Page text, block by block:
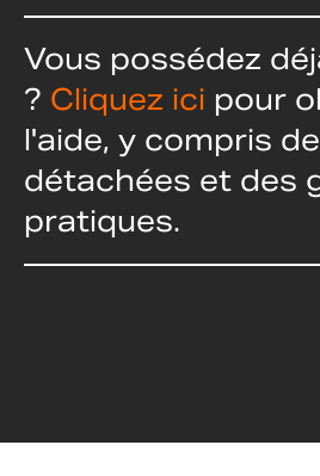
Vous possédez
? Cliquez ici pour
l'aide, y compris
détachées et des
pratiques.